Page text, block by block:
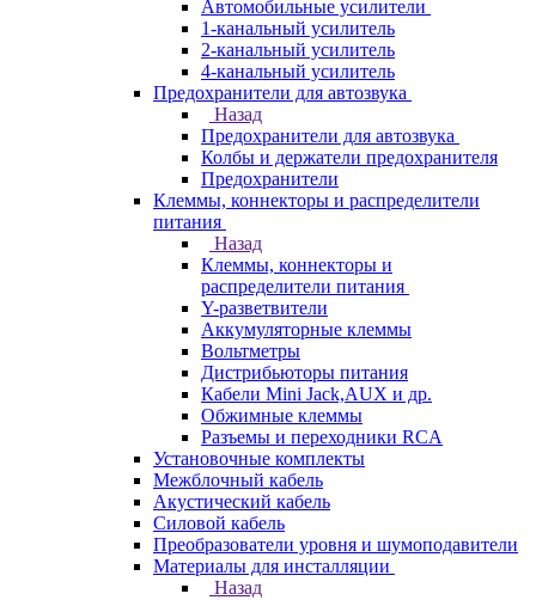
Автомобильные усилители
1-канальный усилитель
2-канальный усилитель
4-канальный усилитель
Предохранители для автозвука
Назад
Предохранители для автозвука
Колбы и держатели предохранителя
Предохранители
Клеммы, коннекторы и распределители
питания
Назад
Клеммы, коннекторы и
распределители питания
Y-разветвители
Аккумуляторные клеммы
Вольтметры
Дистрибьюторы питания
Кабели Mini Jack,AUX и др.
Обжимные клеммы
Разъемы и переходники RCA
Установочные комплекты
Межблочный кабель
Акустический кабель
Силовой кабель
Преобразователи уровня и шумоподавители
Материалы для инсталляции
Назад